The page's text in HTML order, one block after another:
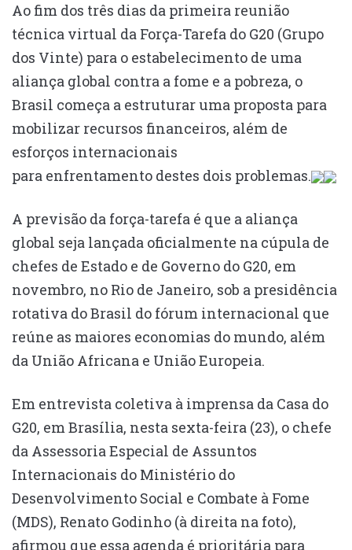
Ao fim dos três dias da primeira reunião
técnica virtual da Força-Tarefa do G20 (Grupo
dos Vinte) para o estabelecimento de uma
aliança global contra a fome e a pobreza, o
Brasil começa a estruturar uma proposta para
mobilizar recursos financeiros, além de
esforços internacionais
para enfrentamento destes dois problemas.
A previsão da força-tarefa é que a aliança
global seja lançada oficialmente na cúpula de
chefes de Estado e de Governo do G20, em
novembro, no Rio de Janeiro, sob a presidência
rotativa do Brasil do fórum internacional que
reúne as maiores economias do mundo, além
da União Africana e União Europeia.
Em entrevista coletiva à imprensa da Casa do
G20, em Brasília, nesta sexta-feira (23), o chefe
da Assessoria Especial de Assuntos
Internacionais do Ministério do
Desenvolvimento Social e Combate à Fome
(MDS), Renato Godinho (à direita na foto),
afirmou que essa agenda é prioritária para